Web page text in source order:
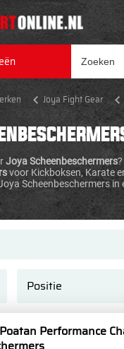
Joya Fight Gear
Joya Scheenbeschermers
voor Kickboksen, Karate
Scheenbeschermers in
Performance